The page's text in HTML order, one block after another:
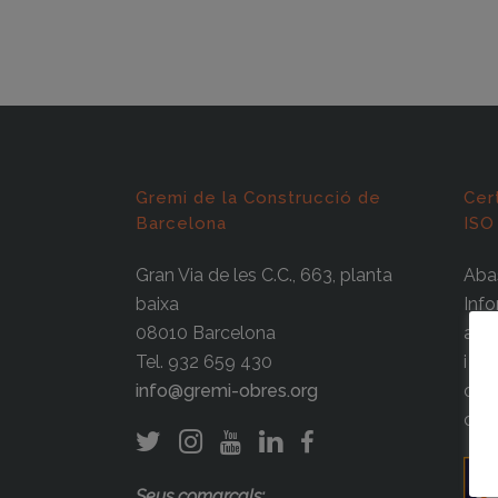
Gremi de la Construcció de
Barcelona
Gran Via de les C.C., 663, planta
baixa
08010 Barcelona
Tel. 932 659 430
info@gremi-obres.org
i